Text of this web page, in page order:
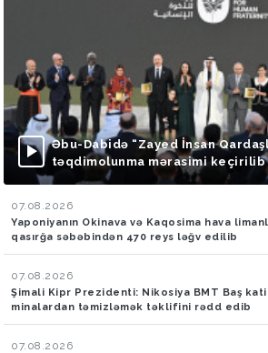
Əbu-Dabidə “Zayed İnsan
təqdimolunma mərasimi keçirilib
07.08.2026
Yaponiyanın Okinava və Kaqosima hava
qasırğa səbəbindən 470 reys ləğv edilib
07.08.2026
Şimali Kipr Prezidenti: Nikosiya BMT Baş
minalardan təmizləmək təklifini rədd edib
07.08.2026